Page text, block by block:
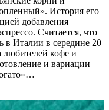
История его
добавления
Считается, что
в Италии в середине 20
любителей кофе и
и вариации